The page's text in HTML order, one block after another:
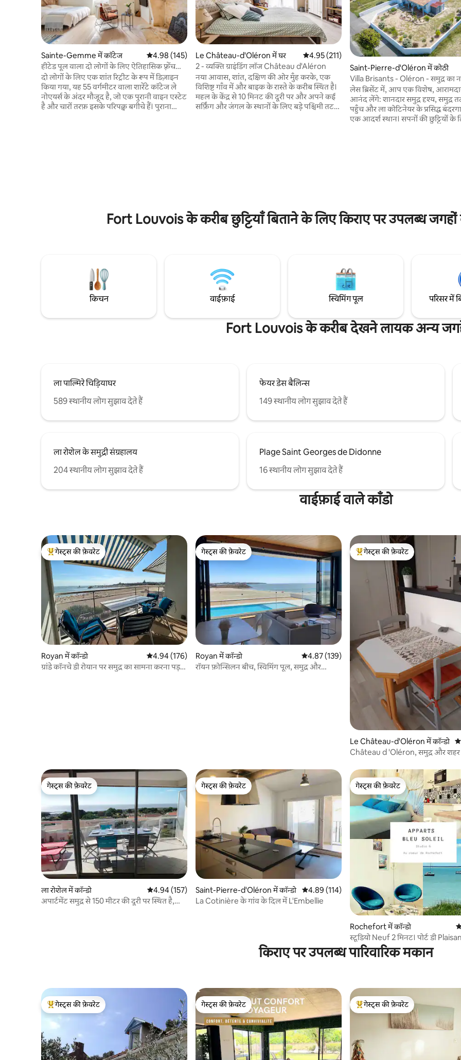
Sainte-Gemme में कॉटेज औसत रेटिंग 5 में से 4.98, 145 समीक्षाएँ
4.98 (145)
हीटेड पूल वाला दो लोगों के लिए ऐतिहासिक फ़्रेंच
कॉटेज
दो लोगों के लिए एक शांत रिट्रीट के रूप में डिज़ाइन
किया गया, यह 55 वर्गमीटर वाला शारेंटे कॉटेज ले
नोएयर्स के अंदर मौजूद है, जो एक पुरानी वाइन एस्टेट
है और चारों तरफ़ इसके परिपक्व बगीचे हैं। पुराना
Le Château-d'Oléron में घर औसत रेटिंग 5 में से 4.95, 211 समीक्षाएँ
4.95 (211)
2 - व्यक्ति ग्राइंडिंग लॉज Château d'Aléron
नया आवास, शांत, दक्षिण की ओर मुँह करके, एक
विशिष्ट गाँव में और बाइक के रास्ते के करीब स्थित है।
महल के केंद्र से 10 मिनट की दूरी पर और अपने कई
सर्फ़िंग और जंगल के स्थानों के लिए बड़े पश्चिमी तट
Saint-Pierre-d'Oléron में कोठी
Villa Brisants - Oléron - समुद्र का
बीच का ऐक्सेस
लेस ब्रिसेंट में, आप एक विशेष,
आनंद लेंगे: शानदार समुद्र दृश्य, समुद्र
पहुँच और ला कोटिनेयर के प्रसिद्ध
एक आदर्श स्थान। सपनों की छुट्टियों के
Fort Louvois के करीब छुट्टियाँ बिताने के लिए किराए पर उपलब्ध
किचन वाईफ़ाई स्विमिंग पूल परिसर में
Fort Louvois के करीब देखने लायक अन्य
ला पाल्मिरे चिड़ियाघर
589 स्थानीय लोग सुझाव देते हैं
फेयर डेस बैलिन्स
149 स्थानीय लोग सुझाव देते हैं
ला रोशेल के समुद्री संग्रहालय
204 स्थानीय लोग सुझाव देते हैं
Plage Saint Georges de Didonne
16 स्थानीय लोग सुझाव देते हैं
वाईफ़ाई वाले काँडो
गेस्ट्स का टॉप फ़ेवरेट
गेस्ट्स की फ़ेवरेट
Royan में कॉन्डो औसत रेटिंग 5 में से 4.94, 176 समीक्षाएँ
4.94 (176)
ग्रांडे कॉनचे डी रोयान पर समुद्र का सामना करना पड़
गेस्ट्स की फ़ेवरेट
गेस्ट्स की फ़ेवरेट
Royan में कॉन्डो औसत रेटिंग 5 में से 4.87, 139 समीक्षाएँ
4.87 (139)
रॉयन फ़ोन्सिलन बीच, स्विमिंग पूल, समुद्र और
गेस्ट्स का टॉप फ़ेवरेट
गेस्ट्स की फ़ेवरेट
Le Château-d'Oléron में कॉन्डो
Château d 'Oléron, समुद्र और शहर
गेस्ट्स की फ़ेवरेट
गेस्ट्स की फ़ेवरेट
ला रोशेल में कॉन्डो औसत रेटिंग 5 में से 4.94, 157 समीक्षाएँ
4.94 (157)
अपार्टमेंट समुद्र से 150 मीटर की दूरी पर स्थित है,
गेस्ट्स की फ़ेवरेट
गेस्ट्स की फ़ेवरेट
Saint-Pierre-d'Oléron में कॉन्डो औसत रेटिंग 5 में से 4.89, 114 समीक्षाएँ
4.89 (114)
La Cotinière के गांव के दिल में L'Embellie
गेस्ट्स की फ़ेवरेट
गेस्ट्स की फ़ेवरेट
Rochefort में कॉन्डो
स्टूडियो Neuf 2 मिनट। पोर्ट डी
नेटफ्लिक्स
किराए पर उपलब्ध पारिवारिक मकान
गेस्ट्स का टॉप फ़ेवरेट
गेस्ट्स की फ़ेवरेट
गेस्ट्स की फ़ेवरेट
गेस्ट्स की फ़ेवरेट
गेस्ट्स का टॉप फ़ेवरेट
गेस्ट्स की फ़ेवरेट